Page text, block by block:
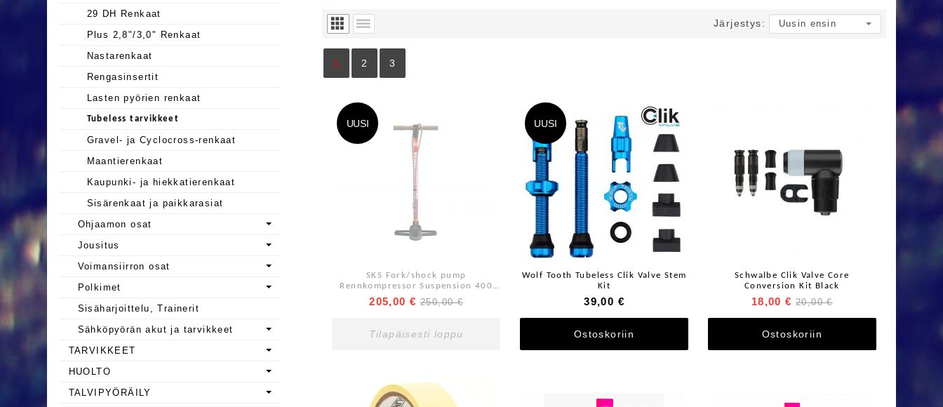
Järjestys:
1 2 3
UUSI
SKS Fork/shock pump
Rennkompressor Suspension 400
psi Black/ red
205,00 € 250,00 €
Tilapäisesti loppu
UUSI
Wolf Tooth Tubeless Clik Valve Stem
Kit
39,00 €
Ostoskoriin
Schwalbe Clik Valve Core
Conversion Kit Black
18,00 € 20,00 €
Ostoskoriin
29 DH Renkaat
Plus 2,8"/3,0" Renkaat
Nastarenkaat
Rengasinsertit
Lasten pyörien renkaat
Tubeless tarvikkeet
Gravel- ja Cyclocross-renkaat
Maantierenkaat
Kaupunki- ja hiekkatierenkaat
Sisärenkaat ja paikkarasiat
Ohjaamon osat
Jousitus
Voimansiirron osat
Polkimet
Sisäharjoittelu, Trainerit
Sähköpyörän akut ja tarvikkeet
TARVIKKEET
HUOLTO
TALVIPYÖRÄILY